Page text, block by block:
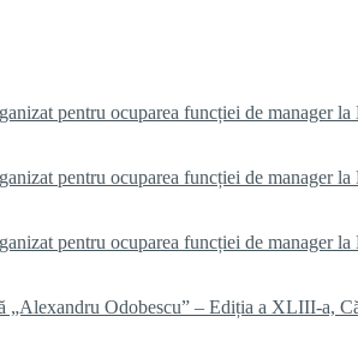
pentru ocuparea funcției de manager
pentru ocuparea funcției de manager
pentru ocuparea funcției de manager
„Alexandru Odobescu” – Ediția a XLIII-a,